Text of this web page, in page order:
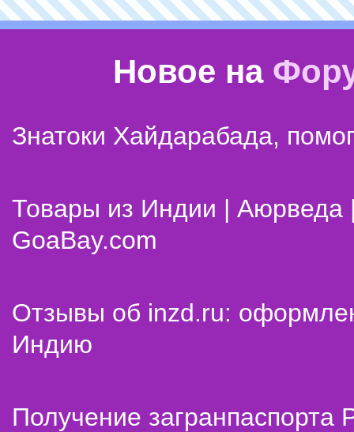
Новое на
Знатоки Хайдарабада,
Товары из Индии | Аюрведа
GoaBay.com
Отзывы об inzd.ru:
Индию
Получение